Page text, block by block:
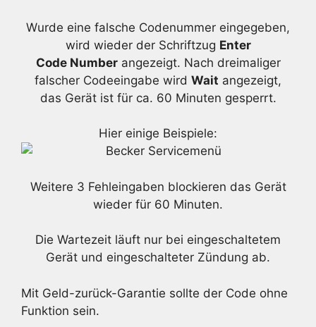
Wurde eine falsche Codenummer eingegeben,
wird wieder der Schriftzug Enter
Code Numberangezeigt. Nach dreimaliger
falscher Codeeingabe wird Wait angezeigt,
das Gerät ist für ca. 60 Minuten gesperrt.
Hier einige Beispiele:
Weitere 3 Fehleingaben blockieren das Gerät
wieder für 60 Minuten.
Die Wartezeit läuft nur bei eingeschaltetem
Gerät und eingeschalteter Zündung ab.
Mit Geld-zurück-Garantie sollte der Code ohne
Funktion sein.